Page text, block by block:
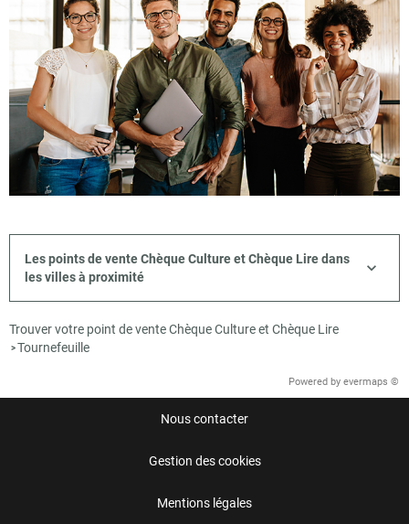
Les points de vente Chèque Culture et Chèque Lire dans
les villes à proximité
Trouver votre point de vente Chèque Culture et Chèque Lire
>Tournefeuille
Powered by evermaps ©
Nous contacter
Gestion des cookies
Mentions légales